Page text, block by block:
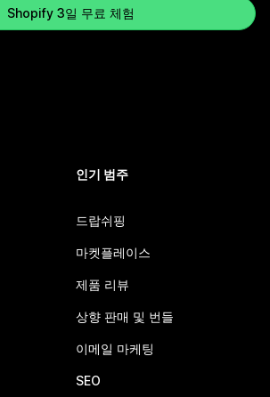
Shopify 3일 무료 체험
인기 범주
드랍쉬핑
마켓플레이스
제품 리뷰
상향 판매 및 번들
이메일 마케팅
SEO